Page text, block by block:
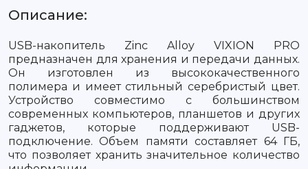
Описание:
USB-накопитель Zinc Alloy VIXION PRO
предназначен для хранения и передачи данных.
Он изготовлен из высококачественного
полимера и имеет стильный серебристый цвет.
Устройство совместимо с большинством
современных компьютеров, планшетов и других
гаджетов, которые поддерживают USB-
подключение. Объем памяти составляет 64 ГБ,
что позволяет хранить значительное количество